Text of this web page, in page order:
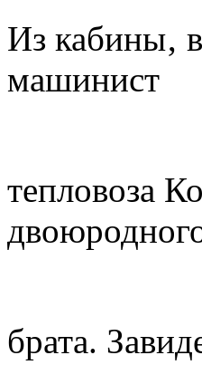
Из кабины‚
машинист
тепловоза
брата.